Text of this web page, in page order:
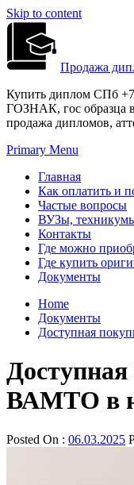
Skip to content
Продажа
Купить диплом СПб
ГОЗНАК, гос образца
продажа дипломов,
Primary Menu
Главная
Как оплатить и
Частые вопросы
ВУЗы,
Контакты
Где можно
Где купить
Документы
Home
Документы
Доступная
ВАМТО в
Posted On : 06.03.2025